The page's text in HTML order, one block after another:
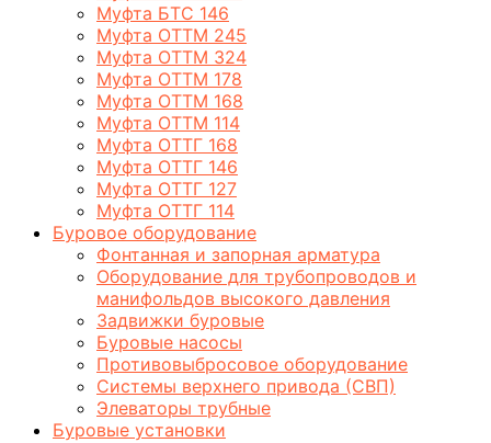
Муфта БТС 146
Муфта ОТТМ 245
Муфта ОТТМ 324
Муфта ОТТМ 178
Муфта ОТТМ 168
Муфта ОТТМ 114
Муфта ОТТГ 168
Муфта ОТТГ 146
Муфта ОТТГ 127
Муфта ОТТГ 114
Буровое оборудование
Фонтанная и запорная арматура
Оборудование для трубопроводов и
манифольдов высокого давления
Задвижки буровые
Буровые насосы
Противовыбросовое оборудование
Системы верхнего привода (СВП)
Элеваторы трубные
Буровые установки